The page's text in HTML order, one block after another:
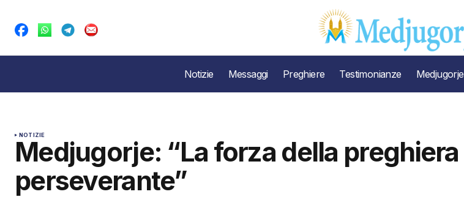
Notizie Messaggi Preghiere Testimonianze Medjugorje
NOTIZIE
Medjugorje: “La forza della preghiera
perseverante”